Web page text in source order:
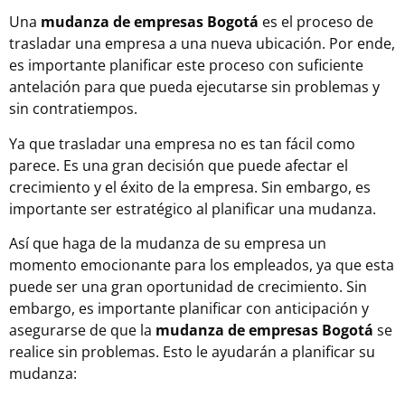
Una mudanza de empresas Bogotá es el proceso de
trasladar una empresa a una nueva ubicación. Por ende,
es importante planificar este proceso con suficiente
antelación para que pueda ejecutarse sin problemas y
sin contratiempos.
Ya que trasladar una empresa no es tan fácil como
parece. Es una gran decisión que puede afectar el
crecimiento y el éxito de la empresa. Sin embargo, es
importante ser estratégico al planificar una mudanza.
Así que haga de la mudanza de su empresa un
momento emocionante para los empleados, ya que esta
puede ser una gran oportunidad de crecimiento. Sin
embargo, es importante planificar con anticipación y
asegurarse de que la mudanza de empresas Bogotá se
realice sin problemas. Esto le ayudarán a planificar su
mudanza: